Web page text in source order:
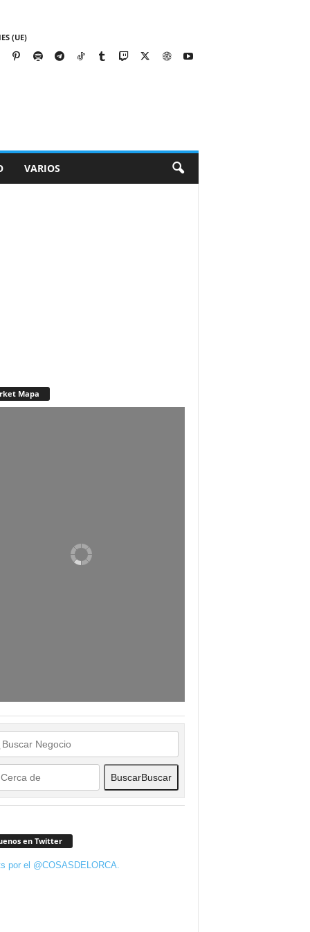
(UE)
VARIOS
Mapa
BuscarBuscar
en Twitter
por el @COSASDELORCA.